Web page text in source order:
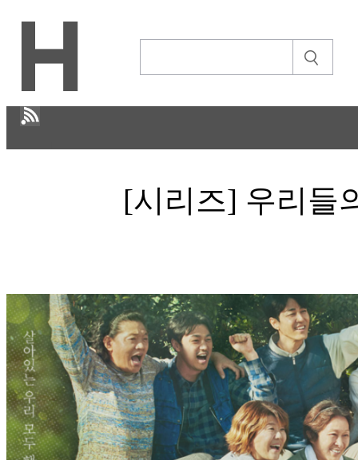
STORY
ABOUT
ETC
ⓘ
[시리즈] 우리들